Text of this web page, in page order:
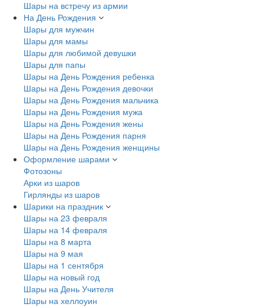
Шары на встречу из армии
На День Рождения
Шары для мужчин
Шары для мамы
Шары для любимой девушки
Шары для папы
Шары на День Рождения ребенка
Шары на День Рождения девочки
Шары на День Рождения мальчика
Шары на День Рождения мужа
Шары на День Рождения жены
Шары на День Рождения парня
Шары на День Рождения женщины
Оформление шарами
Фотозоны
Арки из шаров
Гирлянды из шаров
Шарики на праздник
Шары на 23 февраля
Шары на 14 февраля
Шары на 8 марта
Шары на 9 мая
Шары на 1 сентября
Шары на новый год
Шары на День Учителя
Шары на хеллоуин